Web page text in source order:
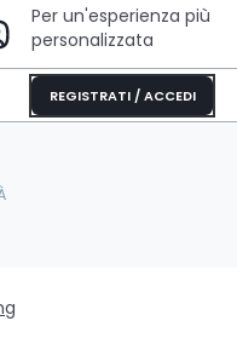
Per un'esperienza più
personalizzata
REGISTRATI / ACCEDI